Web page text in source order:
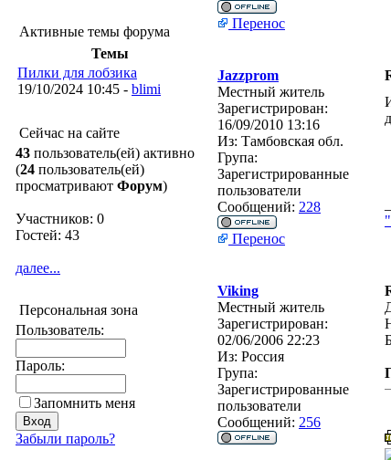
Активные темы форума
Темы
Пилки для лобзика
19/10/2024 10:45 - blimi
Сейчас на сайте
43 пользователь(ей) активно
(24 пользователь(ей)
просматривают Форум)
Участников: 0
Гостей: 43
далее...
Персональная зона
Пользователь:
Пароль:
Запомнить меня
Забыли пароль?
Перенос
Jazzprom
Местный житель
Зарегистрирован:
16/09/2010 13:16
Из: Тамбовская обл.
Група:
Зарегистрированные
пользователи
Сообщений: 228
Перенос
Viking
Местный житель
Зарегистрирован:
02/06/2006 22:23
Из: Россия
Група:
Зарегистрированные
пользователи
Сообщений: 256